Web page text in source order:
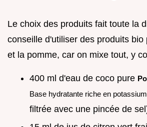
Le choix des produits fait toute la
conseille d'utiliser des produits bio
et la pomme, car on mixe tout, y
400 ml d'eau de coco pure
Base hydratante riche en
filtrée avec une pincée de